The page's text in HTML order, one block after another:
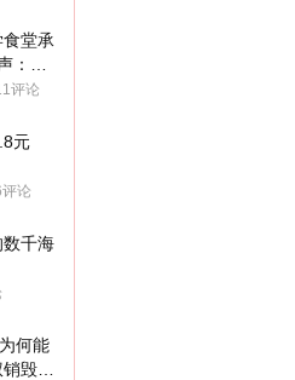
堂承
：初
将不
评论
元
论
千海
何能
毁胚